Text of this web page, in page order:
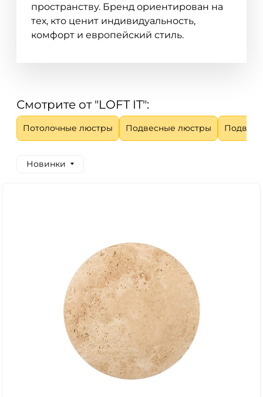
пространству. Бренд ориентирован на
тех, кто ценит индивидуальность,
комфорт и европейский стиль.
Смотрите от "LOFT IT":
Потолочные люстры Подвесные люстры
Новинки